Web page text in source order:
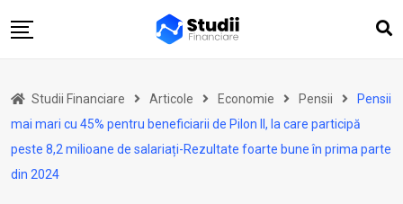
to
Actualitate
Investiții
Asigurări
Studii Financiare Articole Economie Pensii
Pensii
mai mari cu 45% pentru beneficiarii de Pilon II, la care participă
peste 8,2 milioane de salariați-Rezultate foarte bune în prima parte
din 2024